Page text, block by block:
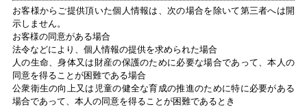
お客様からご提供頂いた個人情報は、次の場合を除いて第三者へは開
示しません。
お客様の同意がある場合
法令などにより、個人情報の提供を求められた場合
人の生命、身体又は財産の保護のために必要な場合であって、本人の
同意を得ることが困難である場合
公衆衛生の向上又は児童の健全な育成の推進のために特に必要がある
場合であって、本人の同意を得ることが困難であるとき